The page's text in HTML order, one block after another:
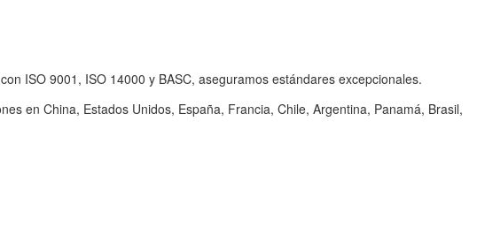
ISO 9001, ISO 14000 y BASC, aseguramos estándares excepcionales.
en China, Estados Unidos, España, Francia, Chile, Argentina, Panamá, Brasil,